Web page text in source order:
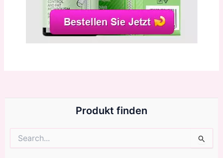
Produkt finden
nach: